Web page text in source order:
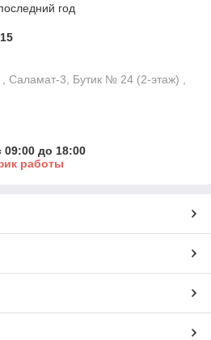
год
, Саламат-3, Бутик № 24 (2-этаж) ,
09:00 до 18:00
работы